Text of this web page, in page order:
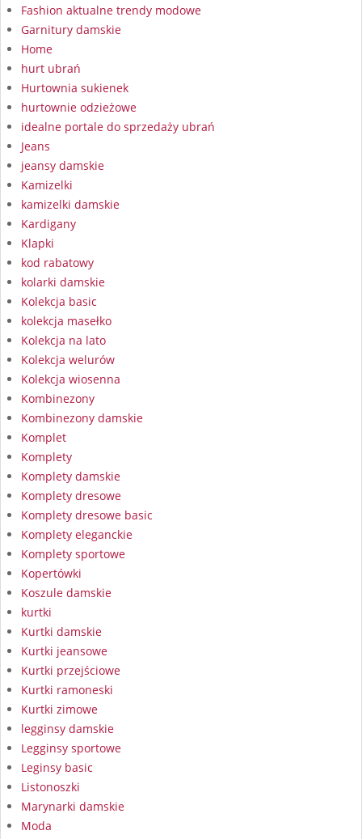
Fashion aktualne trendy modowe
Garnitury damskie
Home
hurt ubrań
Hurtownia sukienek
hurtownie odzieżowe
idealne portale do sprzedaży ubrań
Jeans
jeansy damskie
Kamizelki
kamizelki damskie
Kardigany
Klapki
kod rabatowy
kolarki damskie
Kolekcja basic
kolekcja masełko
Kolekcja na lato
Kolekcja welurów
Kolekcja wiosenna
Kombinezony
Kombinezony damskie
Komplet
Komplety
Komplety damskie
Komplety dresowe
Komplety dresowe basic
Komplety eleganckie
Komplety sportowe
Kopertówki
Koszule damskie
kurtki
Kurtki damskie
Kurtki jeansowe
Kurtki przejściowe
Kurtki ramoneski
Kurtki zimowe
legginsy damskie
Legginsy sportowe
Leginsy basic
Listonoszki
Marynarki damskie
Moda